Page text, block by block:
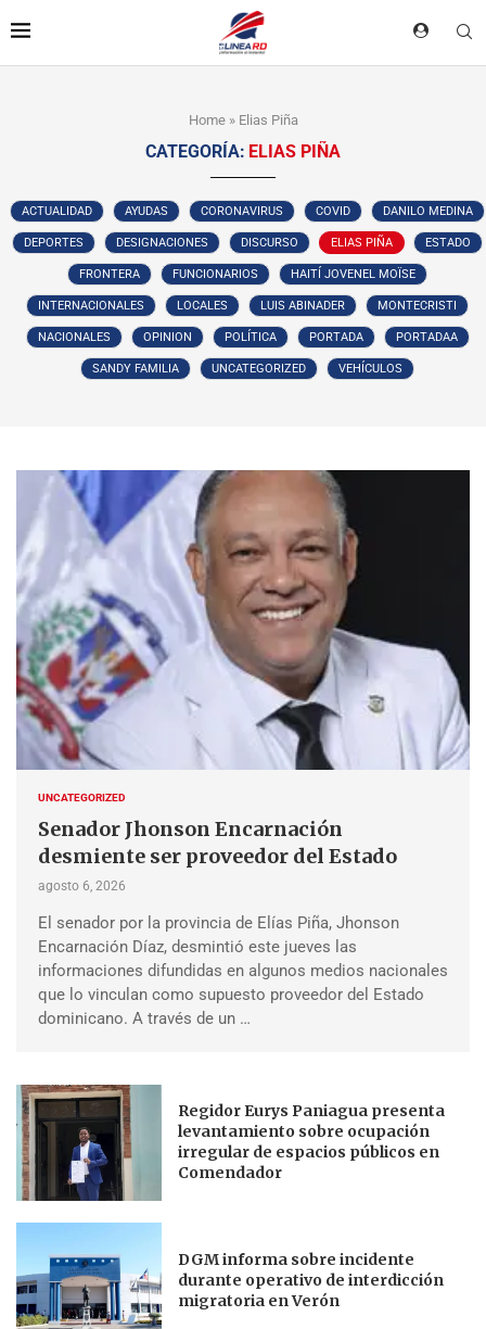
Home» Elias Piña
CATEGORÍA: ELIAS PIÑA
ACTUALIDAD AYUDAS CORONAVIRUS COVID DANILO MEDINA
DEPORTES DESIGNACIONES DISCURSO ELIAS PIÑA ESTADO
FRONTERA FUNCIONARIOS HAITÍ JOVENEL MOÏSE
INTERNACIONALES LOCALES LUIS ABINADER MONTECRISTI
NACIONALES OPINION POLÍTICA PORTADA PORTADAA
SANDY FAMILIA UNCATEGORIZED VEHÍCULOS
UNCATEGORIZED
Senador Jhonson Encarnación
desmiente ser proveedor del Estado
agosto 6, 2026
El senador por la provincia de Elías Piña, Jhonson
Encarnación Díaz, desmintió este jueves las
informaciones difundidas en algunos medios nacionales
que lo vinculan como supuesto proveedor del Estado
dominicano. A través de un …
Regidor Eurys Paniagua presenta
levantamiento sobre ocupación
irregular de espacios públicos en
Comendador
DGM informa sobre incidente
durante operativo de interdicción
migratoria en Verón